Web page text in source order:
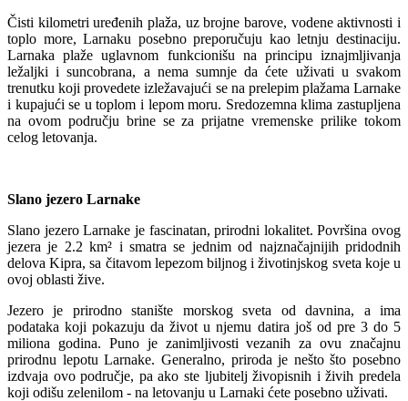
Čisti kilometri uređenih plaža, uz brojne barove, vodene aktivnosti i
toplo more, Larnaku posebno preporučuju kao letnju destinaciju.
Larnaka plaže uglavnom funkcionišu na principu iznajmljivanja
ležaljki i suncobrana, a nema sumnje da ćete uživati u svakom
trenutku koji provedete izležavajući se na prelepim plažama Larnake
i kupajući se u toplom i lepom moru. Sredozemna klima zastupljena
na ovom području brine se za prijatne vremenske prilike tokom
celog letovanja.
Slano jezero Larnake
Slano jezero Larnake je fascinatan, prirodni lokalitet. Površina ovog
jezera je 2.2 km² i smatra se jednim od najznačajnijih pridodnih
delova Kipra, sa čitavom lepezom biljnog i životinjskog sveta koje u
ovoj oblasti žive.
Jezero je prirodno stanište morskog sveta od davnina, a ima
podataka koji pokazuju da život u njemu datira još od pre 3 do 5
miliona godina. Puno je zanimljivosti vezanih za ovu značajnu
prirodnu lepotu Larnake. Generalno, priroda je nešto što posebno
izdvaja ovo područje, pa ako ste ljubitelj živopisnih i živih predela
koji odišu zelenilom - na letovanju u Larnaki ćete posebno uživati.